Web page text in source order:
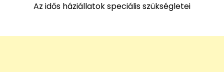
Az idős háziállatok speciális szükségletei